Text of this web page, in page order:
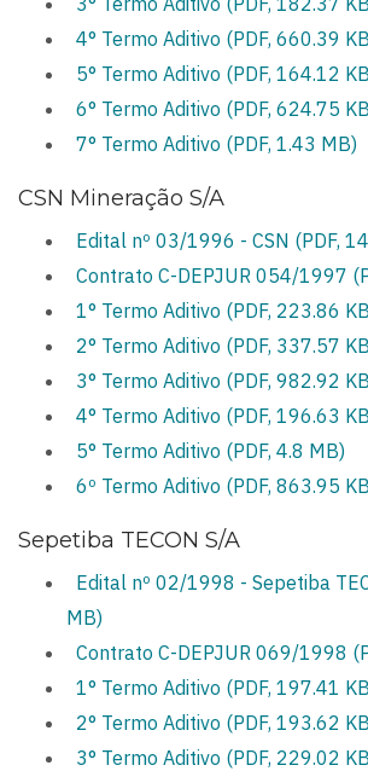
4° Termo Aditivo (PDF, 660.39
5° Termo Aditivo (PDF, 164.12
6° Termo Aditivo (PDF, 624.75
7° Termo Aditivo (PDF, 1.43 MB)
CSN Mineração S/A
Edital nº 03/1996 - CSN (PDF,
Contrato C-DEPJUR 054/1997
1° Termo Aditivo (PDF, 223.86
2° Termo Aditivo (PDF, 337.57
3° Termo Aditivo (PDF, 982.92
4° Termo Aditivo (PDF, 196.63
5° Termo Aditivo (PDF, 4.8 MB)
6º Termo Aditivo (PDF, 863.95
Sepetiba TECON S/A
Edital nº 02/1998 - Sepetiba
MB)
Contrato C-DEPJUR 069/1998
1° Termo Aditivo (PDF, 197.41
2° Termo Aditivo (PDF, 193.62
3° Termo Aditivo (PDF, 229.02